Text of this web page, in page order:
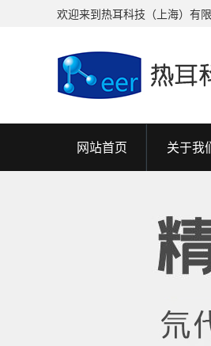
欢迎来到热耳科技（上海）有限
网站首页 关于我